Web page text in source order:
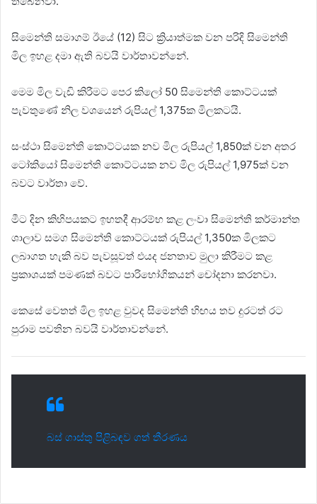
සිමෙන්ති සමාගම් ඊයේ (12) සිට ක්‍රියාත්මක වන පරිදි සිමෙන්ති
මිල ඉහළ දමා ඇති බවයි වාර්තාවන්නේ.
මෙම මිල වැඩි කිරීමට පෙර කිලෝ 50 සිමෙන්ති කොට්ටයක්
පැවතුණේ නිල වශයෙන් රුපියල් 1,375ක මිලකටයි.
සංස්ථා සිමෙන්ති කොට්ටයක නව මිල රුපියල් 1,850ක් වන අතර
ටෝකියෝ සිමෙන්ති කොට්ටයක නව මිල රුපියල් 1,975ක් වන
බවට වාර්තා වේ.
මීට දින කිහිපයකට ඉහතදී ආරම්භ කළ ලංවා සිමෙන්ති කර්මාන්ත
ශාලාව සමග සිමෙන්ති කොට්ටයක් රුපියල් 1,350ක මිලකට
ලබාගත හැකි බව පැවසූවත් එයද ජනතාව මුලා කිරීමට කළ
ප්‍රකාශයක් පමණක් බවට පාරිභෝගිකයන් චෝදනා කරනවා.
කෙසේ වෙතත් මිල ඉහළ වුවද සිමෙන්ති හිඟය තව දුරටත් රට
පුරාම පවතින බවයි වාර්තාවන්නේ.
බස් ගාස්තු පිළිබඳව ගත් තීරණය